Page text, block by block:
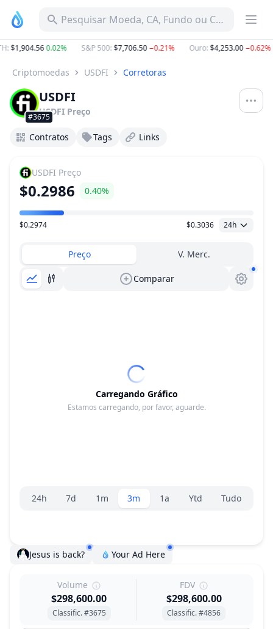
Pesquisar Moeda, CA, Fundo ou Categoria
:$1,904.560.02% S&P 500:$7,706.50−0.21% Ouro:$4,253.00−0.62%
Criptomoedas USDFI Corretoras
#3675
USDFI
USDFI Preço
Contratos Tags Links
USDFI Preço
$0.2986 0.40%
Faixa de preço
$0.2974 $0.3036 24h
Preço V. Merc.
Comparar
Carregando Gráfico
Estamos carregando, por favor, aguarde.
Seletor de faixa
24h 7d 1m 3m 1a Ytd Tudo
Jesus is back? Your Ad Here
Volume
$298,600.00
Classific. #3675
FDV
$298,600.00
Classific. #4856